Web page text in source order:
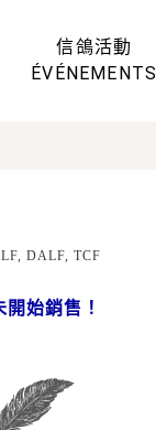
信鴿活動
ÉVÉNEMENTS
DALF, TCF
始銷售！